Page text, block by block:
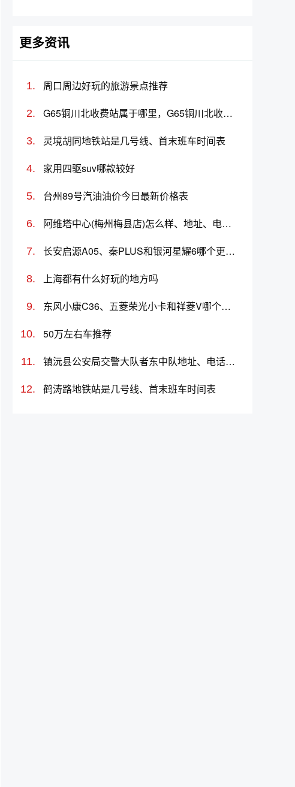
更多资讯
周口周边好玩的旅游景点推荐
G65铜川北收费站属于哪里，G65铜川北收费站入口的详细地址
灵境胡同地铁站是几号线、首末班车时间表
家用四驱suv哪款较好
台州89号汽油油价今日最新价格表
阿维塔中心(梅州梅县店)怎么样、地址、电话、上班时间查询
长安启源A05、秦PLUS和银河星耀6哪个更值得买？性价比、配置对比
上海都有什么好玩的地方吗
东风小康C36、五菱荣光小卡和祥菱V哪个更值得买？性价比、配置对比
50万左右车推荐
镇沅县公安局交警大队者东中队地址、电话、上班时间、能处理违章吗
鹤涛路地铁站是几号线、首末班车时间表